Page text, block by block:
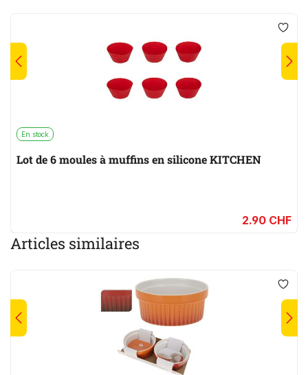
En stock
Lot de 6 moules à muffins en silicone KITCHEN
2.90 CHF
Articles similaires